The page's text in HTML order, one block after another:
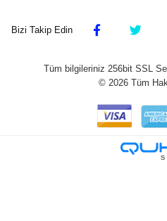
Bizi Takip Edin
Tüm bilgileriniz 256bit SSL
© 2026Tüm